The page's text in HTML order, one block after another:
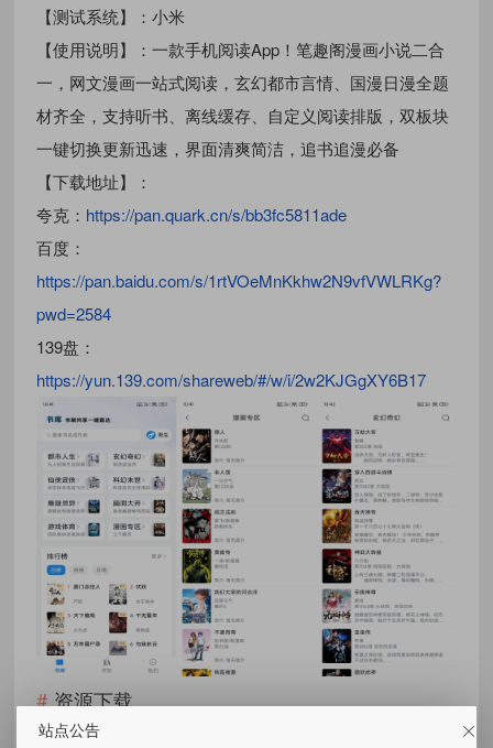
【测试系统】：小米
【使用说明】：一款手机阅读App！笔趣阁漫画小说二合
一，网文漫画一站式阅读，玄幻都市言情、国漫日漫全题
材齐全，支持听书、离线缓存、自定义阅读排版，双板块
一键切换更新迅速，界面清爽简洁，追书追漫必备
【下载地址】：
夸克： https://pan.quark.cn/s/bb3fc5811ade
百度：
https://pan.baidu.com/s/1rtVOeMnKkhw2N9vfVWLRKg?
pwd=2584
139盘：
https://yun.139.com/shareweb/#/w/i/2w2KJGgXY6B17
资源下载
站点公告